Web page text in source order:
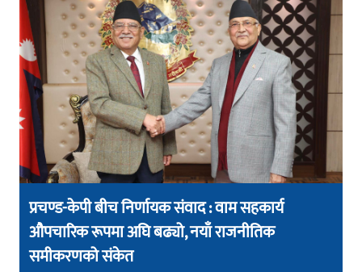
प्रचण्ड-केपी बीच निर्णायक संवाद : वाम सहकार्य
औपचारिक रूपमा अघि बढ्यो, नयाँ राजनीतिक
समीकरणको संकेत